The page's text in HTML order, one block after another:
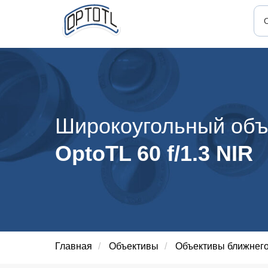
Широкоугольный
OptoTL 60 f/1.3 NIR
Главная / Объективы / Объективы